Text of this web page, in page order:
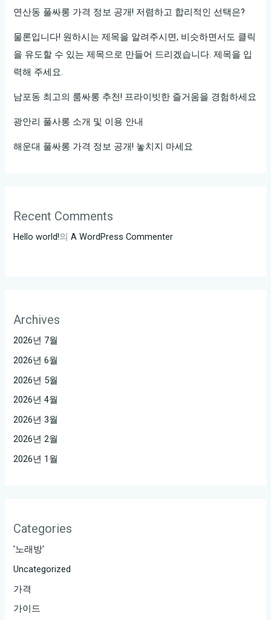
연산동 풀싸롱 가격 정보 공개! 저렴하고 합리적인 선택은?
물론입니다! 원하시는 제목을 알려주시면, 비슷하면서도 클릭
을 유도할 수 있는 제목으로 만들어 드리겠습니다. 제목을 입
력해 주세요.
남포동 최고의 룸싸롱 추천! 프라이빗한 즐거움을 경험하세요
광안리 풀사롱 소개 및 이용 안내
해운대 풀싸롱 가격 정보 공개! 놓치지 마세요
Recent Comments
Hello world!의A WordPress Commenter
Archives
2026년 7월
2026년 6월
2026년 5월
2026년 4월
2026년 3월
2026년 2월
2026년 1월
Categories
'노래방'
Uncategorized
가격
가이드